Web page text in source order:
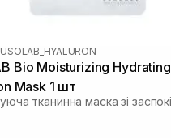
USOLAB_HYALURON
Bio Moisturizing Hydrating
Mask 1 шт